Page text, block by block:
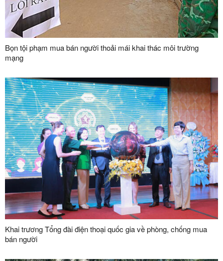
Bọn tội phạm mua bán người thoải mái khai thác môi trường
mạng
Khai trương Tổng đài điện thoại quốc gia về phòng, chống mua
bán người